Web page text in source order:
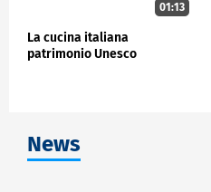
01:13
La cucina italiana
patrimonio Unesco
News